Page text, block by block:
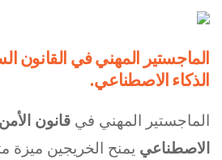
الماجستير المهني في القانون
الذكاء الاصطناعي.
الماجستير المهني في قانون
الاصطناعي يمنح الخريجين ميزة